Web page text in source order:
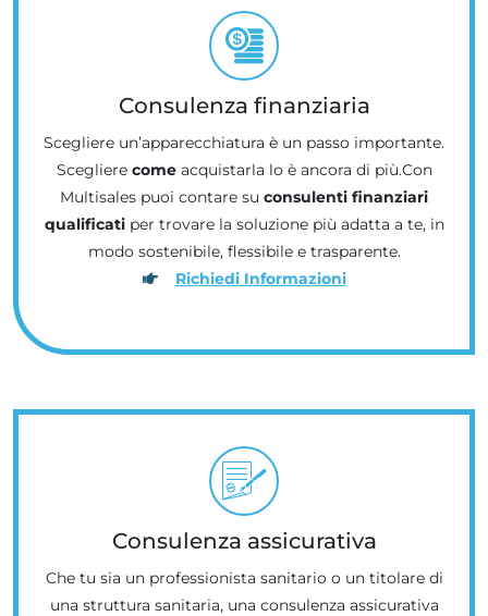
Consulenza finanziaria
Scegliere un’apparecchiatura è un passo importante.
Scegliere comeacquistarla lo è ancora di più.Con
Multisales puoi contare su consulenti finanziari
qualificatiper trovare la soluzione più adatta a te, in
modo sostenibile, flessibile e trasparente.
Richiedi Informazioni
Consulenza assicurativa
Che tu sia un professionista sanitario o un titolare di
una struttura sanitaria, una consulenza assicurativa